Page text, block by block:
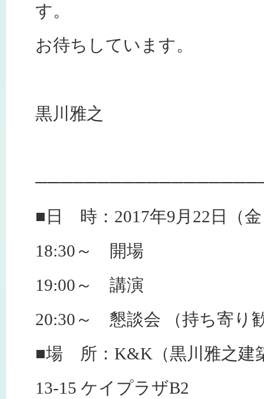
す。
お待ちしています。
黒川雅之
■日 時：2017年9月22日（
18:30～ 開場
19:00～ 講演
20:30～ 懇談会 （持ち寄り
■場 所：K&K（黒川雅之建
13-15 ケイプラザB2